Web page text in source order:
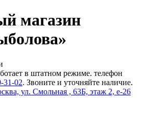
магазин
в штатном режиме. телефон
31-02. Звоните и уточняйте наличие.
ул. Смольная , 63Б, этаж 2, е-26